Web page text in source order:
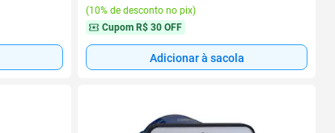
(10% de desconto no pix)
Cupom R$ 30 OFF
Adicionar à sacola